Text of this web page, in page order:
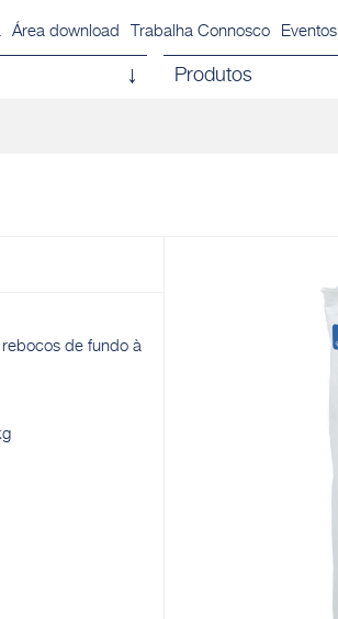
Área download Trabalha Connosco Eventos
Produtos
de fundo à